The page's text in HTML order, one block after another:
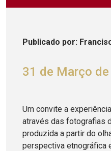
Publicado por:
31 de Março
Um convite a
através das fotografias
produzida a partir do
perspectiva etnográfica